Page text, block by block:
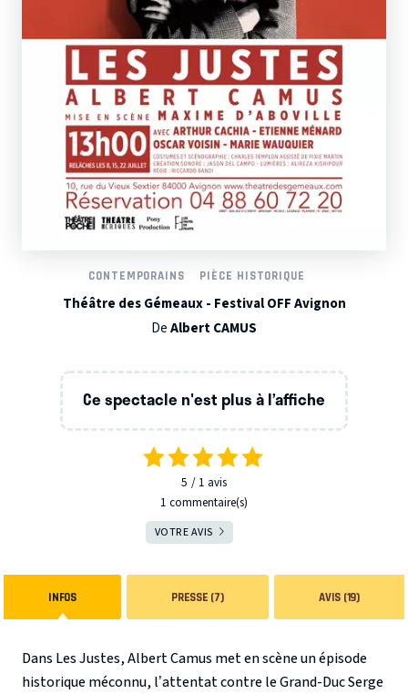
CONTEMPORAINS PIÈCE HISTORIQUE
Théâtre des Gémeaux - Festival OFF Avignon
DeAlbert CAMUS
Ce spectacle n'est plus à l’affiche
5 1 avis
1 commentaire(s)
VOTRE AVIS
INFOS PRESSE (7) AVIS (19)
Dans Les Justes, Albert Camus met en scène un épisode
historique méconnu, l’attentat contre le Grand-Duc Serge